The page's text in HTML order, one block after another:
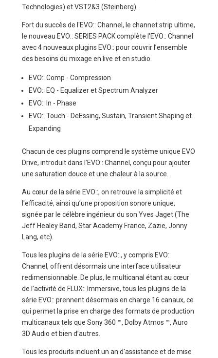
Technologies) et VST2&3 (Steinberg).
Fort du succès de l'EVO:: Channel, le channet strip ultime,
le nouveau EVO:: SERIES PACK complète l'EVO:: Channel
avec 4 nouveaux plugins EVO:: pour couvrir l’ensemble
des besoins du mixage en live et en studio.
EVO:: Comp - Compression
EVO:: EQ - Equalizer et Spectrum Analyzer
EVO:: In - Phase
EVO:: Touch - DeEssing, Sustain, Transient Shaping et
Expanding
Chacun de ces plugins comprend le système unique EVO
Drive, introduit dans l’EVO:: Channel, conçu pour ajouter
une saturation douce et une chaleur à la source.
Au cœur de la série EVO::, on retrouve la simplicité et
l'efficacité, ainsi qu’une proposition sonore unique,
signée par le célèbre ingénieur du son Yves Jaget (The
Jeff Healey Band, Star Academy France, Zazie, Jonny
Lang, etc).
Tous les plugins de la série EVO::, y compris EVO::
Channel, offrent désormais une interface utilisateur
redimensionnable. De plus, le multicanal étant au cœur
de l’activité de FLUX:: Immersive, tous les plugins de la
série EVO:: prennent désormais en charge 16 canaux, ce
qui permet la prise en charge des formats de production
multicanaux tels que Sony 360 ™, Dolby Atmos ™, Auro
3D Audio et bien d’autres.
Tous les produits incluent un an d'assistance et de mise